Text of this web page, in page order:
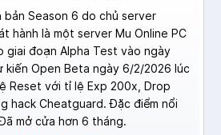
bản Season 6 do chủ server
hành là một server Mu Online PC
giai đoạn Alpha Test vào ngày
kiến Open Beta ngày 6/2/2026 lúc
Reset với tỉ lệ Exp 200x, Drop
hack Cheatguard. Đặc điểm nổi
mở cửa hơn 6 tháng.